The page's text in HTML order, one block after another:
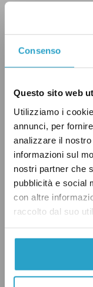
Consenso
Questo sito web
Utilizziamo i
annunci, per
analizzare il
informazioni sul
nostri partner che
pubblicità e social
con altre
raccolto dal suo
elezioni
diritto di voto,
cento nel 2009
superato il
Ricordiamo
eletti i 720
76 saranno
saranno i primi
giugno, seguiti